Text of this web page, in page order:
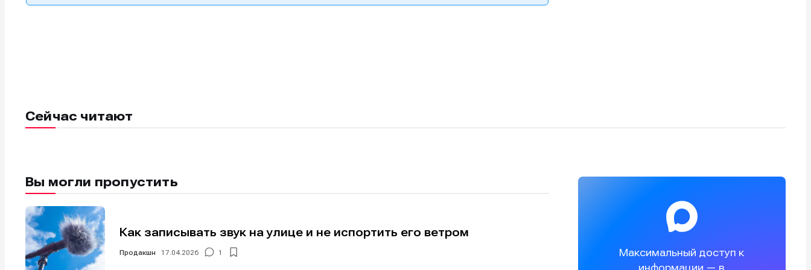
Сейчас читают
Вы могли пропустить
Как записывать звук на улице и не испортить его ветром
Продакшн 17.04.2026 1
Максимальный доступ к